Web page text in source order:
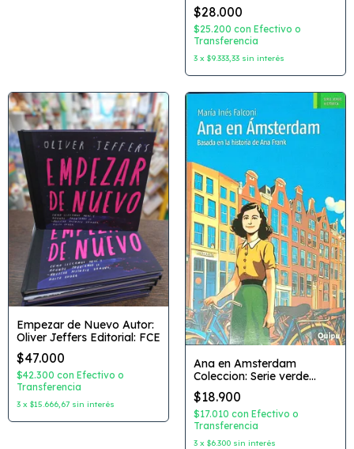
$28.000
$25.200 con Efectivo o
Transferencia
3 x $9.333,33 sin interés
Empezar de Nuevo Autor:
Oliver Jeffers Editorial: FCE
$47.000
$42.300 con Efectivo o
Transferencia
3 x $15.666,67 sin interés
Ana en Amsterdam
Coleccion: Serie verde
Historica Autor: Maria Ines
Falconi Editorial: Quipu
$18.900
$17.010 con Efectivo o
Transferencia
3 x $6.300 sin interés